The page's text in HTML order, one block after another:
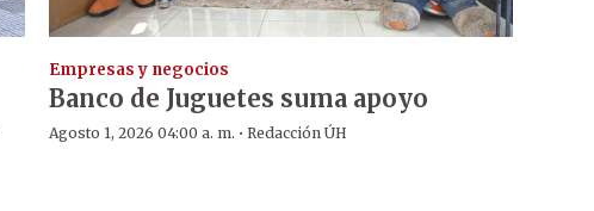
Empresas y negocios
Banco de Juguetes suma apoyo
Agosto 1, 2026 04:00 a. m. · Redacción ÚH